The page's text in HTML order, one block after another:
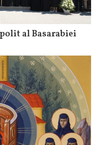
al Basarabiei